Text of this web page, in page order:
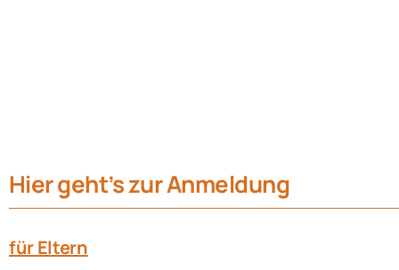
Fachkräfte
Hier geht’s zur Anmeldung
für Eltern